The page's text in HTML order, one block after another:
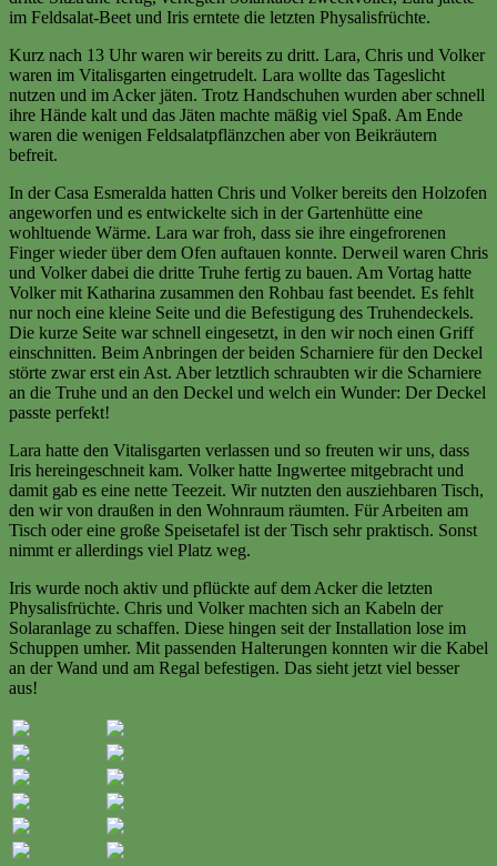
im Feldsalat-Beet und Iris erntete die letzten Physalisfrüchte.
Kurz nach 13 Uhr waren wir bereits zu dritt. Lara, Chris und Volker
waren im Vitalisgarten eingetrudelt. Lara wollte das Tageslicht
nutzen und im Acker jäten. Trotz Handschuhen wurden aber schnell
ihre Hände kalt und das Jäten machte mäßig viel Spaß. Am Ende
waren die wenigen Feldsalatpflänzchen aber von Beikräutern
befreit.
In der Casa Esmeralda hatten Chris und Volker bereits den Holzofen
angeworfen und es entwickelte sich in der Gartenhütte eine
wohltuende Wärme. Lara war froh, dass sie ihre eingefrorenen
Finger wieder über dem Ofen auftauen konnte. Derweil waren Chris
und Volker dabei die dritte Truhe fertig zu bauen. Am Vortag hatte
Volker mit Katharina zusammen den Rohbau fast beendet. Es fehlt
nur noch eine kleine Seite und die Befestigung des Truhendeckels.
Die kurze Seite war schnell eingesetzt, in den wir noch einen Griff
einschnitten. Beim Anbringen der beiden Scharniere für den Deckel
störte zwar erst ein Ast. Aber letztlich schraubten wir die Scharniere
an die Truhe und an den Deckel und welch ein Wunder: Der Deckel
passte perfekt!
Lara hatte den Vitalisgarten verlassen und so freuten wir uns, dass
Iris hereingeschneit kam. Volker hatte Ingwertee mitgebracht und
damit gab es eine nette Teezeit. Wir nutzten den ausziehbaren Tisch,
den wir von draußen in den Wohnraum räumten. Für Arbeiten am
Tisch oder eine große Speisetafel ist der Tisch sehr praktisch. Sonst
nimmt er allerdings viel Platz weg.
Iris wurde noch aktiv und pflückte auf dem Acker die letzten
Physalisfrüchte. Chris und Volker machten sich an Kabeln der
Solaranlage zu schaffen. Diese hingen seit der Installation lose im
Schuppen umher. Mit passenden Halterungen konnten wir die Kabel
an der Wand und am Regal befestigen. Das sieht jetzt viel besser
aus!